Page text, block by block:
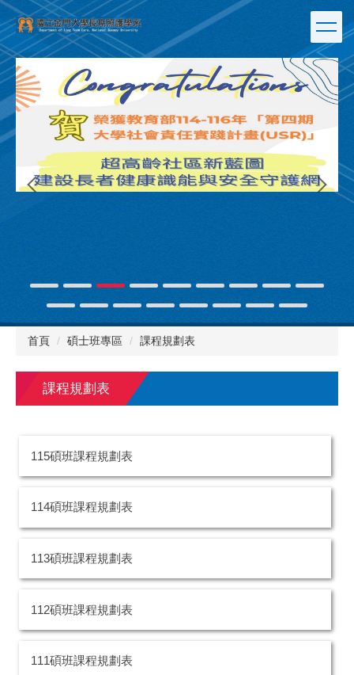
跳
到
主
要
內
容
區
首頁 碩士班專區 課程規劃表
課程規劃表
115碩班課程規劃表
114碩班課程規劃表
113碩班課程規劃表
112碩班課程規劃表
111碩班課程規劃表